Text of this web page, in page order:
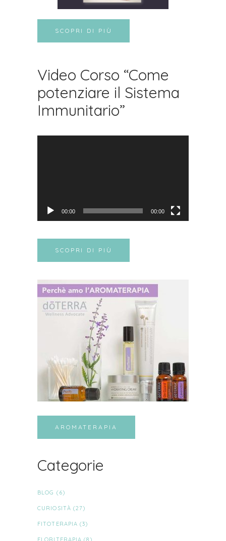
SCOPRI DI PIÙ
Video Corso “Come
potenziare il Sistema
Immunitario”
00:00 00:00
SCOPRI DI PIÙ
AROMATERAPIA
Categorie
BLOG (6)
CURIOSITÀ (27)
FITOTERAPIA (3)
FLORITERAPIA (8)